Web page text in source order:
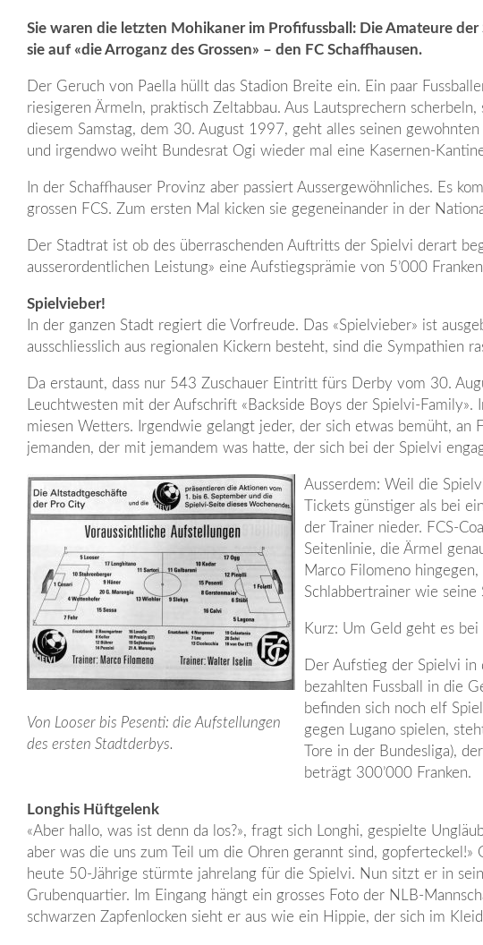
Sie waren die letzten Mohikaner im Profifussball: Die Amateure
sie auf «die Arroganz des Grossen» – den FC Schaffhausen.
Der Geruch von Paella hüllt das Stadion Breite ein. Ein paar
riesigeren Ärmeln, praktisch Zeltabbau. Aus Lautsprechern
diesem Samstag, dem 30. August 1997, geht alles seinen
und irgendwo weiht Bundesrat Ogi wieder mal eine Kasernen-
In der Schaffhauser Provinz aber passiert Aussergewöhnliches. Es
grossen FCS. Zum ersten Mal kicken sie gegeneinander in der
Der Stadtrat ist ob des überraschenden Auftritts der Spielvi derart
ausserordentlichen Leistung» eine Aufstiegsprämie von 5’000
Spielvieber!
In der ganzen Stadt regiert die Vorfreude. Das «Spielvieber» ist
ausschliesslich aus regionalen Kickern besteht, sind die Sympathien
Da erstaunt, dass nur 543 Zuschauer Eintritt fürs Derby vom 30.
Leuchtwesten mit der Aufschrift «Back­side Boys der Spielvi-
miesen Wetters. Irgendwie gelangt jeder, der sich etwas bemüht, an
jemanden, der mit jemandem was hatte, der sich bei der Spielvi
Von Looser bis Pesenti: die Aufstellungen
des ersten Stadtderbys.
Ausserdem: Weil die
Tickets günstiger als bei
der Trainer nieder. FCS-
Seitenlinie, die Ärmel
Marco Filomeno
Schlabbertrainer wie seine
Kurz: Um Geld geht es bei
Der Aufstieg der Spielvi
bezahlten Fussball in die
befinden sich noch elf
gegen Lugano spielen,
Tore in der Bundesliga),
beträgt 300’000 Franken.
Longhis Hüftgelenk
«Aber hallo, was ist denn da los?», fragt sich Longhi, gespielte
aber was die uns zum Teil um die Ohren gerannt sind,
heute 50-Jährige stürmte jahrelang für die Spielvi. Nun sitzt er in
Grubenquartier. Im Eingang hängt ein grosses Foto der NLB-
schwarzen Zapfenlocken sieht er aus wie ein Hippie, der sich im